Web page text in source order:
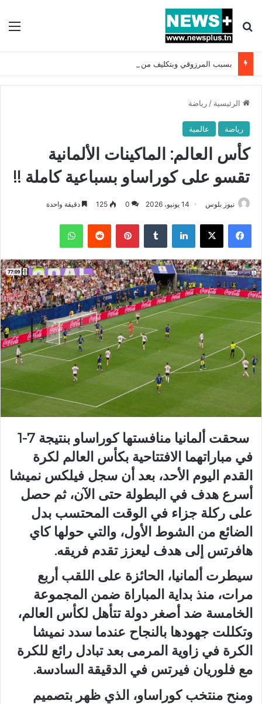
بحث عن
الرئيسية / رياضة
رياضة عالمية
كأس العالم: الماكينات الألمانية
تقسو على كوراساو بسباعية كاملة !!
نيوز بلوس 14 يونيو، 2026 0
125 دقيقة واحدة
فيسبوك X لينكدإن بينتيريست واتساب
​سحقت ألمانيا منافستها كوراساو ​بنتيجة 7-1
في مباراتهما ‌الافتتاحية بكأس العالم ‌لكرة
القدم ‌اليوم الأحد، بعد أن سجل فيلكس نميشا
أسرع هدف في البطولة ⁠حتى الآن، ثم حصل
على ركلة جزاء في الوقت ​المحتسب بدل
الضائع من الشوط الأول، والتي حولها ⁠كاي
هافرتس إلى هدف ليعزز تقدم فريقه.
سيطرت ألمانيا، الحائزة ⁠على اللقب أربع
مرات، منذ بداية المباراة ضمن المجموعة
الخامسة ضد أصغر دولة تتأهل لكأس العالم،
وتكللت جهودها بالنجاح عندما سدد نميشا
الكرة في زاوية المرمى ​بعد تبادل رائع للكرة
مع فلوريان فيرتس في الدقيقة السادسة.
ومنح منتخب كوراساو، ‌الذي ظهر بتصميم